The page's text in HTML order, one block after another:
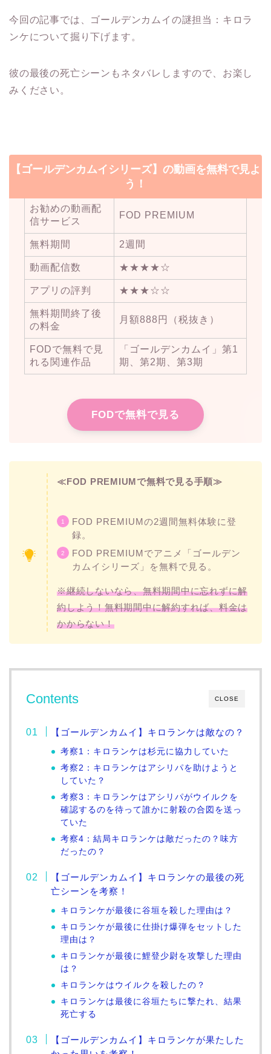
今回の記事では、ゴールデンカムイの謎担当：キロラ
ンケについて掘り下げます。
彼の最後の死亡シーンもネタバレしますので、お楽し
みください。
【ゴールデンカムイシリーズ】の動画を無料で見よ
う！
お勧めの動画配
信サービス
FOD PREMIUM
無料期間 2週間
動画配信数 ★★★★☆
アプリの評判 ★★★☆☆
無料期間終了後
の料金
月額888円（税抜き）
FODで無料で見
れる関連作品
「ゴールデンカムイ」第1
期、第2期、第3期
FODで無料で見る
≪FOD PREMIUMで無料で見る手順≫
FOD PREMIUMの2週間無料体験に登
録。
FOD PREMIUMでアニメ「ゴールデン
カムイシリーズ」を無料で見る。
※継続しないなら、無料期間中に忘れずに解
約しよう！無料期間中に解約すれば、料金は
かからない！
CLOSE
Contents
【ゴールデンカムイ】キロランケは敵なの？
考察1：キロランケは杉元に協力していた
考察2：キロランケはアシリパを助けようと
していた？
考察3：キロランケはアシリパがウイルクを
確認するのを待って誰かに射殺の合図を送っ
ていた
考察4：結局キロランケは敵だったの？味方
だったの？
【ゴールデンカムイ】キロランケの最後の死
亡シーンを考察！
キロランケが最後に谷垣を殺した理由は？
キロランケが最後に仕掛け爆弾をセットした
理由は？
キロランケが最後に鯉登少尉を攻撃した理由
は？
キロランケはウイルクを殺したの？
キロランケは最後に谷垣たちに撃たれ、結果
死亡する
【ゴールデンカムイ】キロランケが果たした